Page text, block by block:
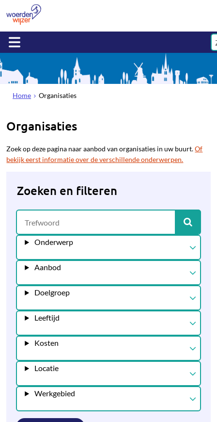
Home Organisaties
Organisaties
Zoek op deze pagina naar aanbod van organisaties in uw buurt.Of
bekijk eerst informatie over de verschillende onderwerpen.
Zoeken en filteren
Onderwerp
Aanbod
Doelgroep
Leeftijd
Kosten
Locatie
Werkgebied